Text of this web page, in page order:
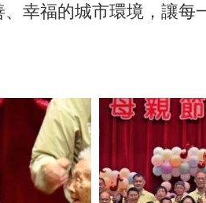
、幸福的城市環境，讓